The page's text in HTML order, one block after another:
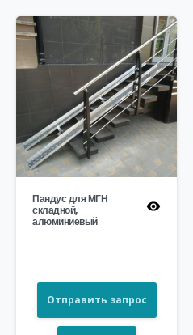
Пандус для МГН
складной,
алюминиевый
Отправить запрос